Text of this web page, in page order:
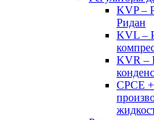
KVP –
Ридан
KVL –
KVR –
CPCE